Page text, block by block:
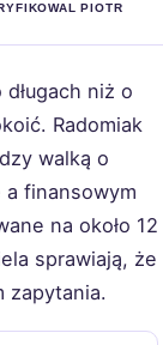
PIOTR
niż o
Radomiak
walką o
a finansowym
na około 12
sprawiają, że
zapytania.